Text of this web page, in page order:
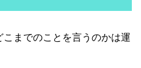
こまでのことを言うのかは運